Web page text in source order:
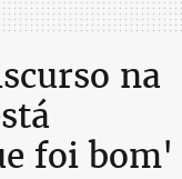
na
foi bom'